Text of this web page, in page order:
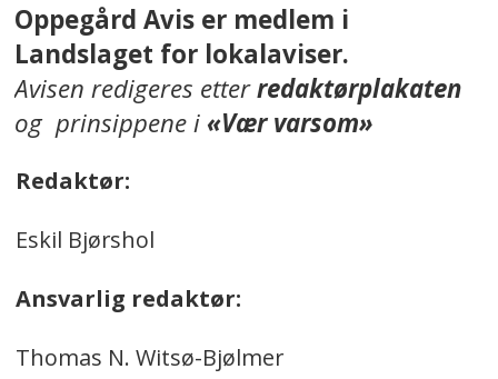
Oppegård Avis er medlem i
Landslaget for lokalaviser.
Avisen redigeres etterredaktørplakaten
og prinsippene i«Vær varsom»
Redaktør:
Eskil Bjørshol
Ansvarlig redaktør:
Thomas N. Witsø-Bjølmer